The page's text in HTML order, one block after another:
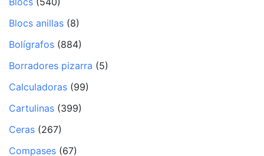
Blocs anillas (8)
Bolígrafos (884)
Borradores pizarra (5)
Calculadoras (99)
Cartulinas (399)
Ceras (267)
Compases (67)